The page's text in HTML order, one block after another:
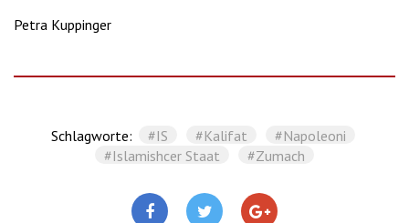
Petra Kuppinger
Schlagworte: #IS #Kalifat
#Napoleoni
#Islamishcer Staat
#Zumach